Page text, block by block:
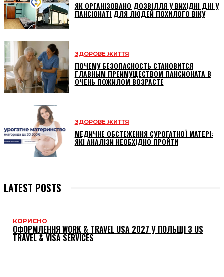
ЯК ОРГАНІЗОВАНО ДОЗВІЛЛЯ У ВИХІДНІ ДНІ У
ПАНСІОНАТІ ДЛЯ ЛЮДЕЙ ПОХИЛОГО ВІКУ
ЗДОРОВЕ ЖИТТЯ
ПОЧЕМУ БЕЗОПАСНОСТЬ СТАНОВИТСЯ
ГЛАВНЫМ ПРЕИМУЩЕСТВОМ ПАНСИОНАТА В
ОЧЕНЬ ПОЖИЛОМ ВОЗРАСТЕ
ЗДОРОВЕ ЖИТТЯ
МЕДИЧНЕ ОБСТЕЖЕННЯ СУРОГАТНОЇ МАТЕРІ:
ЯКІ АНАЛІЗИ НЕОБХІДНО ПРОЙТИ
LATEST POSTS
КОРИСНО
ОФОРМЛЕННЯ WORK & TRAVEL USA 2027 У ПОЛЬЩІ З US
TRAVEL & VISA SERVICES